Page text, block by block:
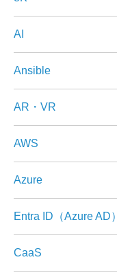
AI
Ansible
AR・VR
AWS
Azure
Entra ID（Azure AD）
CaaS